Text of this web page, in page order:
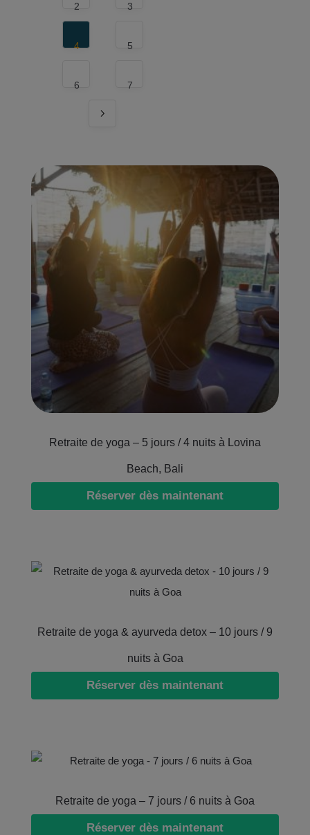
2 3
4 5
6 7
Retraite de yoga – 5 jours / 4 nuits à Lovina
Beach, Bali
Réserver dès maintenant
Retraite de yoga & ayurveda detox – 10 jours / 9
nuits à Goa
Réserver dès maintenant
Retraite de yoga – 7 jours / 6 nuits à Goa
Réserver dès maintenant